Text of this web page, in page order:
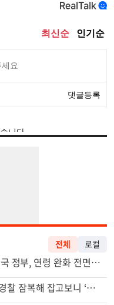
"65세 복수국적 빗장 푸나"... 한국 정부, 연령 완화 전면 추진